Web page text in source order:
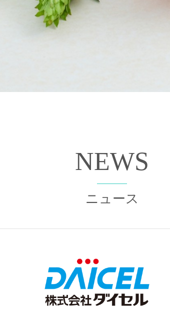
NEWS
ニュース